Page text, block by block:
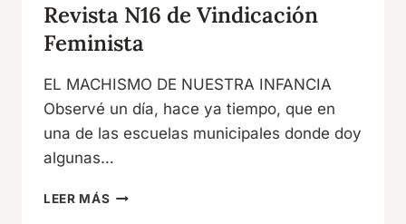
Revista N16 de Vindicación
Feminista
EL MACHISMO DE NUESTRA INFANCIA
Observé un día, hace ya tiempo, que en
una de las escuelas municipales donde doy
algunas…
LEER MÁSREVISTA